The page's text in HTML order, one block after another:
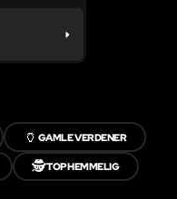
🏺 GAMLE VERDENER
🕵️TOPHEMMELIG